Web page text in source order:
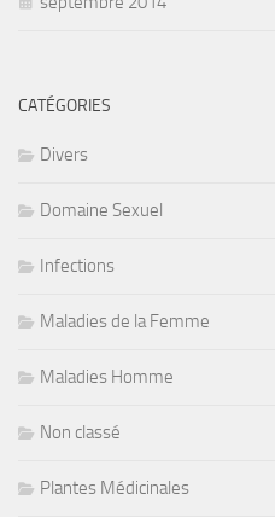
CATÉGORIES
Divers
Domaine Sexuel
Infections
Maladies de la Femme
Maladies Homme
Non classé
Plantes Médicinales